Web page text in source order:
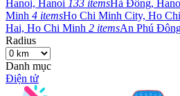
Hanoi, Hanoi 133 itemsHà Đông,
Minh 4 itemsHo Chi Minh City, Ho
Hai, Ho Chi Minh 2 itemsAn Phú
Radius
Danh mục
Điện tử